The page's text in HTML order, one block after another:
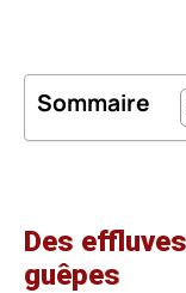
Sommaire
Des
guêpes